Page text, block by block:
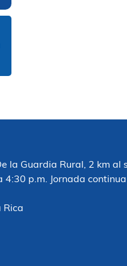
la Guardia Rural, 2 km al
4:30 p.m. Jornada continua
Rica